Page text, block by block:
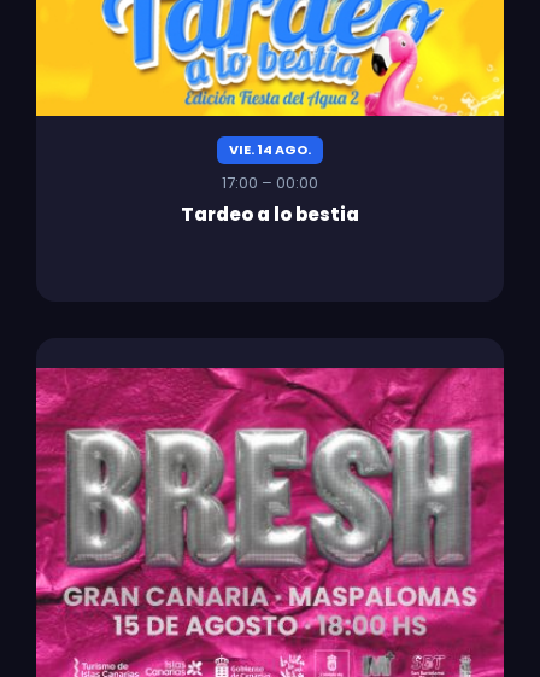
VIE. 14 AGO.
17:00 – 00:00
Tardeo a lo bestia